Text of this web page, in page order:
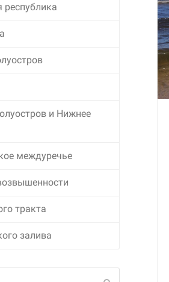
республика
и Нижнее
междуречье
тракта
залива